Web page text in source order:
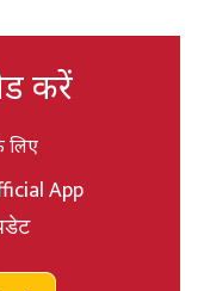
करें
लिए
App